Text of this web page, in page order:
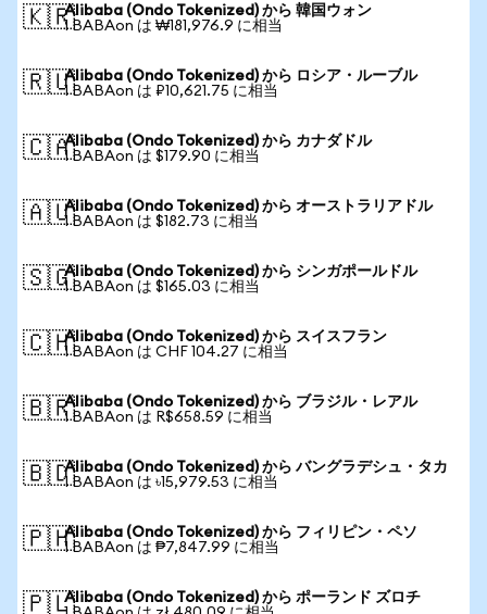
🇰🇷Alibaba (Ondo Tokenized) から 韓国ウォン
1 BABAon は ₩181,976.9 に相当
🇷🇺Alibaba (Ondo Tokenized) から ロシア・ルーブル
1 BABAon は ₽10,621.75 に相当
🇨🇦Alibaba (Ondo Tokenized) から カナダドル
1 BABAon は $179.90 に相当
🇦🇺Alibaba (Ondo Tokenized) から オーストラリアドル
1 BABAon は $182.73 に相当
🇸🇬Alibaba (Ondo Tokenized) から シンガポールドル
1 BABAon は $165.03 に相当
🇨🇭Alibaba (Ondo Tokenized) から スイスフラン
1 BABAon は CHF 104.27 に相当
🇧🇷Alibaba (Ondo Tokenized) から ブラジル・レアル
1 BABAon は R$658.59 に相当
🇧🇩Alibaba (Ondo Tokenized) から バングラデシュ・タカ
1 BABAon は ৳15,979.53 に相当
🇵🇭Alibaba (Ondo Tokenized) から フィリピン・ペソ
1 BABAon は ₱7,847.99 に相当
🇵🇱Alibaba (Ondo Tokenized) から ポーランド ズロチ